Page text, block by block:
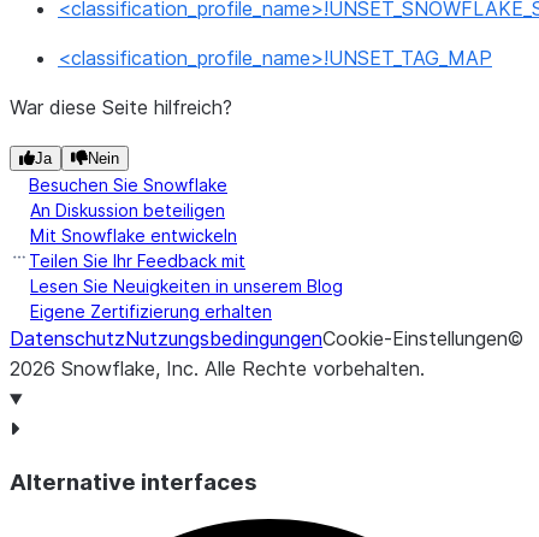
<classification_profile_name>!UNSET_TAG_MAP
War diese Seite hilfreich?
Ja Nein
Besuchen Sie Snowflake
An Diskussion beteiligen
Mit Snowflake entwickeln
Teilen Sie Ihr Feedback mit
Lesen Sie Neuigkeiten in unserem Blog
Eigene Zertifizierung erhalten
DatenschutzNutzungsbedingungenCookie-Einstellungen©
2026 Snowflake, Inc. Alle Rechte vorbehalten.
Alternative interfaces